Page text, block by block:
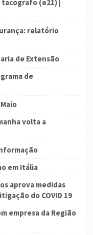
(e21) |
relatório
de Extensão
de
volta a
em Itália
aprova medidas
do COVID 19
empresa da Região